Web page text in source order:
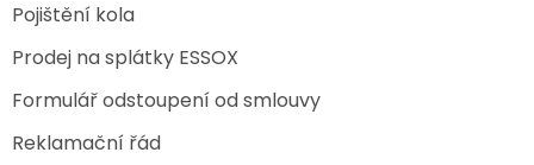
Pojištění kola
Prodej na splátky ESSOX
Formulář odstoupení od smlouvy
Reklamační řád